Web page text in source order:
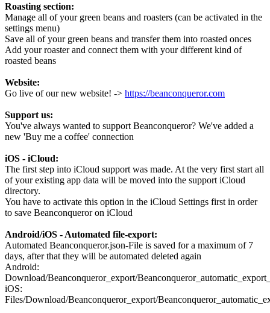
Roasting section:
Manage all of your green beans and roasters (can be activated in the
settings menu)
Save all of your green beans and transfer them into roasted onces
Add your roaster and connect them with your different kind of
roasted beans
Website:
Go live of our new website! -> https://beanconqueror.com
Support us:
You've always wanted to support Beanconqueror? We've added a
new 'Buy me a coffee' connection
iOS - iCloud:
The first step into iCloud support was made. At the very first start all
of your existing app data will be moved into the support iCloud
directory.
You have to activate this option in the iCloud Settings first in order
to save Beanconqueror on iCloud
Android/iOS - Automated file-export:
Automated Beanconqueror.json-File is saved for a maximum of 7
days, after that they will be automated deleted again
Android:
Download/Beanconqueror_export/
iOS:
Files/Download/Beanconqueror_export/